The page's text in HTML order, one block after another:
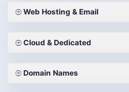
Web Hosting & Email
Cloud & Dedicated
Domain Names